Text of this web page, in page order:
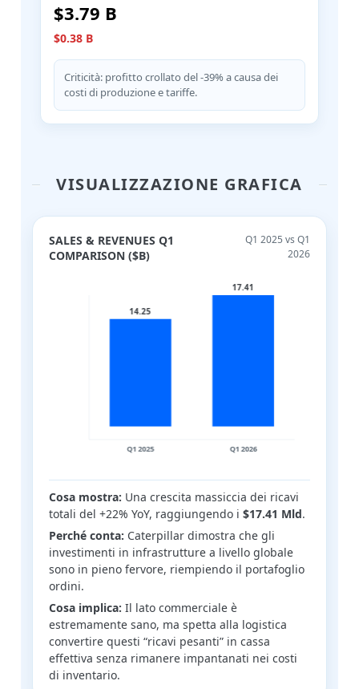
$3.79 B
$0.38 B
Criticità: profitto crollato del -39% a causa dei
costi di produzione e tariffe.
VISUALIZZAZIONE GRAFICA
SALES & REVENUES Q1
COMPARISON ($B)
Q1 2025 vs Q1
2026
Cosa mostra: Una crescita massiccia dei ricavi
totali del +22% YoY, raggiungendo i$17.41 Mld.
Perché conta: Caterpillar dimostra che gli
investimenti in infrastrutture a livello globale
sono in pieno fervore, riempiendo il portafoglio
ordini.
Cosa implica: Il lato commerciale è
estremamente sano, ma spetta alla logistica
convertire questi “ricavi pesanti” in cassa
effettiva senza rimanere impantanati nei costi
di inventario.